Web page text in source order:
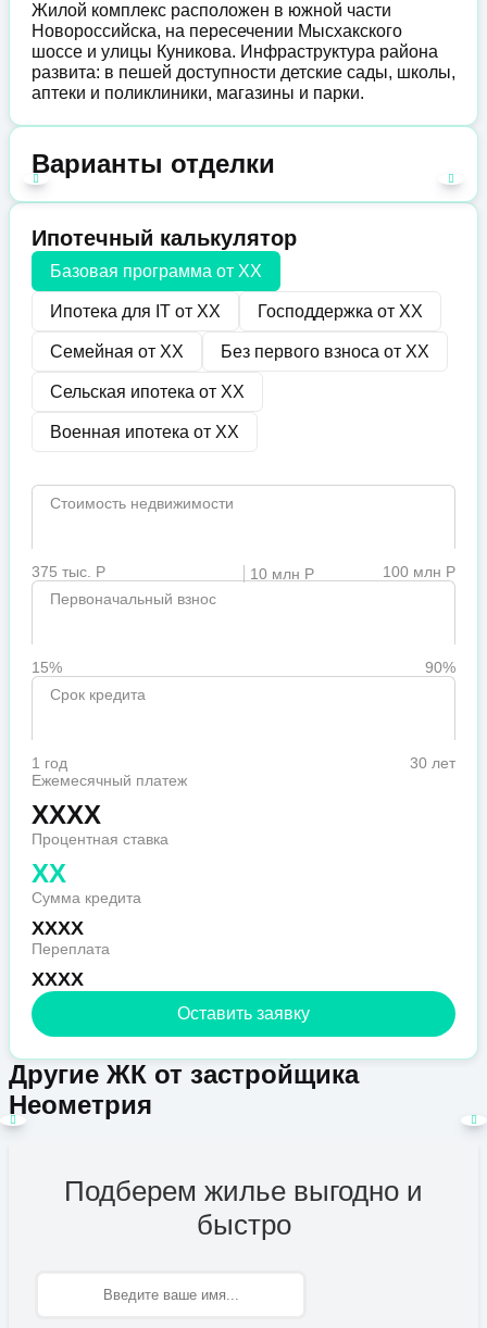
Жилой комплекс расположен в южной части
Новороссийска, на пересечении Мысхакского
шоссе и улицы Куникова. Инфраструктура района
развита: в пешей доступности детские сады, школы,
аптеки и поликлиники, магазины и парки.
Варианты отделки
Ипотечный калькулятор
Базовая программа от XX
Ипотека для IT от XX Господдержка от XX
Семейная от XX Без первого взноса от XX
Сельская ипотека от XX
Военная ипотека от XX
Стоимость недвижимости
375 тыс. Р 10 млн Р
100 млн Р
Первоначальный взнос
15%
90%
Срок кредита
1 год
30 лет
Ежемесячный платеж
XXXX
Процентная ставка
XX
Сумма кредита
XXXX
Переплата
XXXX
Оставить заявку
Другие ЖК от застройщика
Неометрия
Подберем жилье выгодно и
быстро